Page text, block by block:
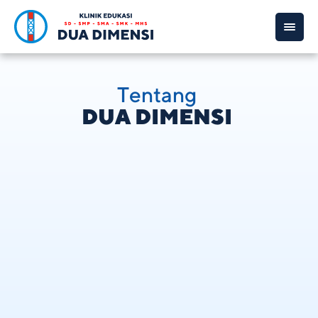
Tentang
DUA DIMENSI